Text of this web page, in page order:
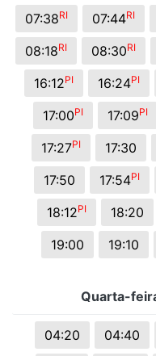
07:38RI 07:44RI
08:18RI 08:30RI
16:12PI 16:24PI
17:00PI 17:09PI
17:27PI 17:30
17:50 17:54PI
18:12PI 18:20
19:00
19:10
Quarta-
04:20 04:40